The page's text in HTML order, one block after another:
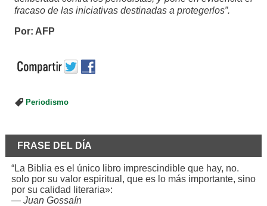
fracaso de las iniciativas destinadas a protegerlos”.
Por: AFP
Periodismo
FRASE DEL DÍA
“La Biblia es el único libro imprescindible que hay, no.
solo por su valor espiritual, que es lo más importante, sino
por su calidad literaria»:
— Juan Gossaín